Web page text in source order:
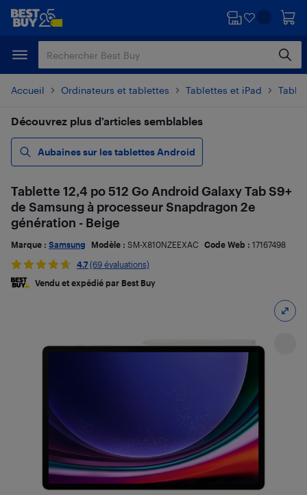
Passer
principal
Passer
Accueil Ordinateurs et tablettes Tablettes et iPad
Découvrez plus d’articles semblables
Aubaines sur les tablettes Android
Tablette 12,4 po 512 Go Android Galaxy Tab S9+
de Samsung à processeur Snapdragon 2e
génération - Beige
Marque : Samsung Modèle : SM-X810NZEEXAC Code Web : 17167498
4.7 (69 évaluations)
Vendu et expédié par Best Buy